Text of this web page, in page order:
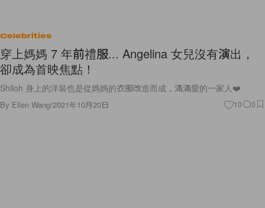
穿上媽媽 7 年前禮服... Angelina 女兒沒有演出，
卻成為首映焦點！
Shiloh 身上的洋裝也是從媽媽的衣服改造而成，滿滿愛的一家人❤️
ByEllen Wang/2021年10月20日 10